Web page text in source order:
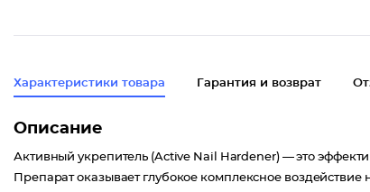
Характеристики товара Гарантия и возврат
Описание
Активный укрепитель (Active Nail Hardener) — это
Препарат оказывает глубокое комплексное воздействие